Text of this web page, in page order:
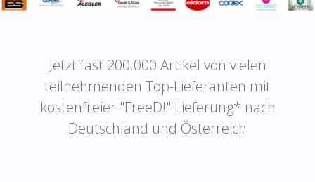
Jetzt fast 200.000 Artikel von vielen
teilnehmenden Top-Lieferanten mit
kostenfreier "FreeD!" Lieferung* nach
Deutschland und Österreich